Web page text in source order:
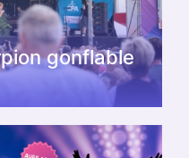
gonflable